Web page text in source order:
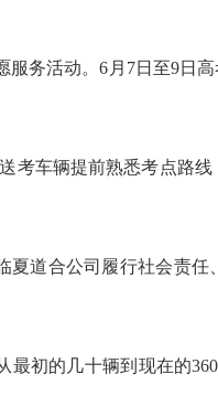
务活动。6月7日至9日
考车辆提前熟悉考点路
道合公司履行社会责
初的几十辆到现在的